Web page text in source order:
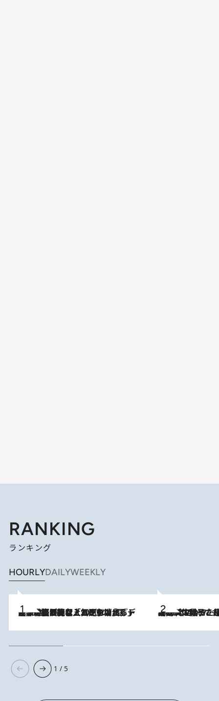
RANKING
ランキング
HOURLYDAILYWEEKLY
2026.8.5
【なぜ吉沢亮は「気配を消せる」のか？】興行収入208億の『国宝』を経て挑むミュージカル『ディア・エヴァン・ハンセン』。トップ俳優が舞台上でさらけ出した“孤独”とは 2026.8.5
【阿川佐和子さんの年とる力】なぜ70代で始めた趣味は“こんなに楽しい”のか？ ピアノ、俳句…スランプに陥っても続けられる“ある秘訣”とは
1 / 5